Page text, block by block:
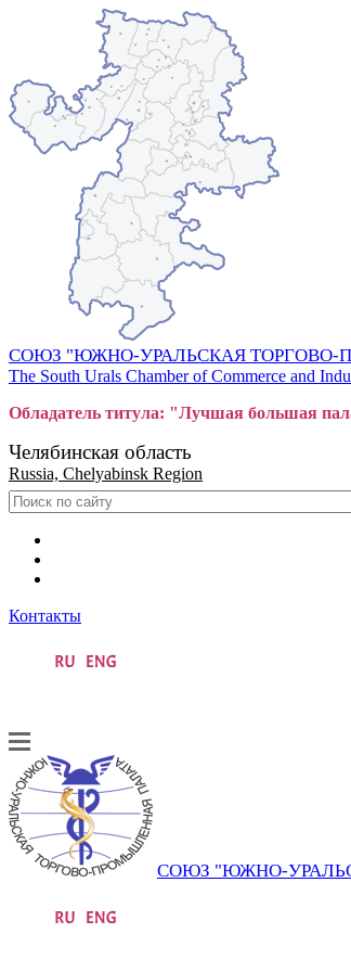
СОЮЗ "ЮЖНО-УРАЛЬСКАЯ
The South Urals Chamber of Commerce and
Обладатель титула: "Лучшая большая пал
Челябинская область
Russia, Chelyabinsk Region
Контакты
СОЮЗ "ЮЖНО-